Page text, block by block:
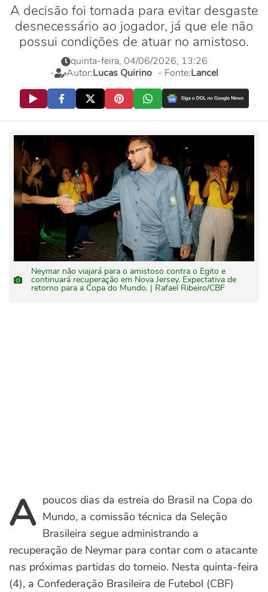
A decisão foi tomada para evitar desgaste
desnecessário ao jogador, já que ele não
possui condições de atuar no amistoso.
quinta-feira, 04/06/2026, 13:26
-
Autor:Lucas Quirino - Fonte:Lance!
Neymar não viajará para o amistoso contra o Egito e
continuará recuperação em Nova Jersey. Expectativa de
retorno para a Copa do Mundo. | Rafael Ribeiro/CBF
A poucos dias da estreia do Brasil na Copa do
Mundo, a comissão técnica da Seleção
Brasileira segue administrando a
recuperação de Neymar para contar com o atacante
nas próximas partidas do torneio. Nesta quinta-feira
(4), a Confederação Brasileira de Futebol (CBF)